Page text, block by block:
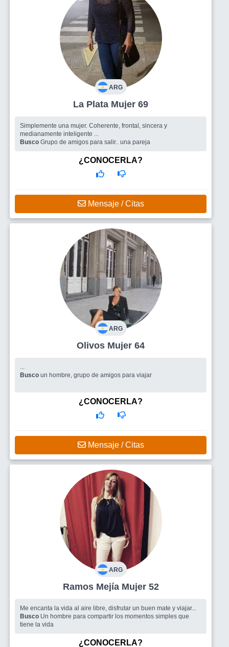
ARG
La Plata Mujer 69
Simplemente una mujer. Coherente, frontal, sincera y
medianamente inteligente ...
Busco
Grupo de amigos para salir.. una pareja
¿CONOCERLA?
Mensaje / Citas
ARG
Olivos Mujer 64
...
Busco un hombre, grupo de amigos para viajar
¿CONOCERLA?
Mensaje / Citas
ARG
Ramos Mejía Mujer 52
Me encanta la vida al aire libre, disfrutar un buen mate y viajar...
Busco Un hombre para compartir los momentos simples que
tiene la vida
¿CONOCERLA?